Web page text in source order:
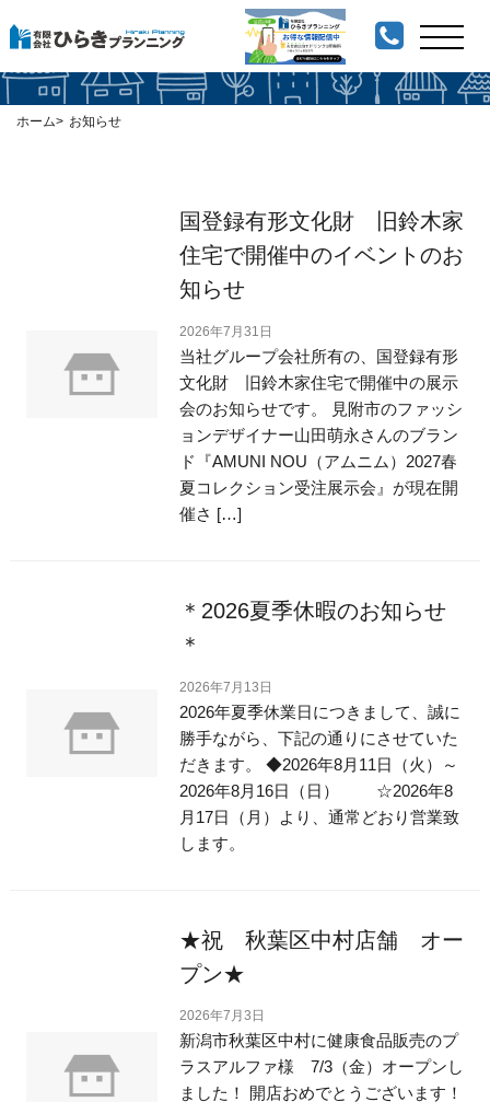
お知らせの記事一覧
ホーム お知らせ
国登録有形文化財 旧鈴木家
住宅で開催中のイベントのお
知らせ
2026年7月31日
当社グループ会社所有の、国登録有形
文化財 旧鈴木家住宅で開催中の展示
会のお知らせです。 見附市のファッシ
ョンデザイナー山田萌永さんのブラン
ド『AMUNI NOU（アムニム）2027春
夏コレクション受注展示会』が現在開
催さ […]
＊2026夏季休暇のお知らせ
＊
2026年7月13日
2026年夏季休業日につきまして、誠に
勝手ながら、下記の通りにさせていた
だきます。 ◆2026年8月11日（火）～
2026年8月16日（日） ☆2026年8
月17日（月）より、通常どおり営業致
します。
★祝 秋葉区中村店舗 オー
プン★
2026年7月3日
新潟市秋葉区中村に健康食品販売のプ
ラスアルファ様 7/3（金）オープンし
ました！ 開店おめでとうございます！